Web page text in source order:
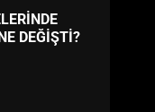
DEĞİŞTİ?